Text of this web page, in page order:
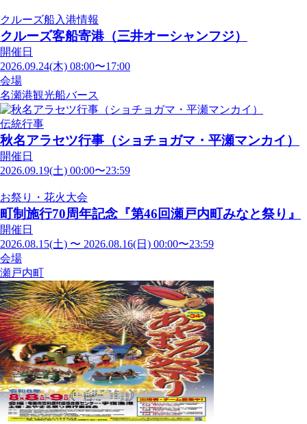
クルーズ船入港情報
クルーズ客船寄港（三井オーシャンフジ）
開催日
2026.09.24(木) 08:00〜17:00
会場
名瀬港観光船バース
伝統行事
秋名アラセツ行事（ショチョガマ・平瀬マンカイ）
開催日
2026.09.19(土) 00:00〜23:59
お祭り・花火大会
町制施行70周年記念『第46回瀬戸内町みなと祭り』
開催日
2026.08.15(土) 〜 2026.08.16(日) 00:00〜23:59
会場
瀬戸内町